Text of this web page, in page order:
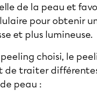
de la peau et
pour obtenir
et plus lumineuse.
choisi, le
de traiter
peau :